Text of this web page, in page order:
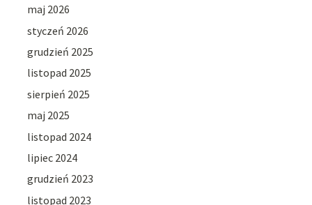
maj 2026
styczeń 2026
grudzień 2025
listopad 2025
sierpień 2025
maj 2025
listopad 2024
lipiec 2024
grudzień 2023
listopad 2023